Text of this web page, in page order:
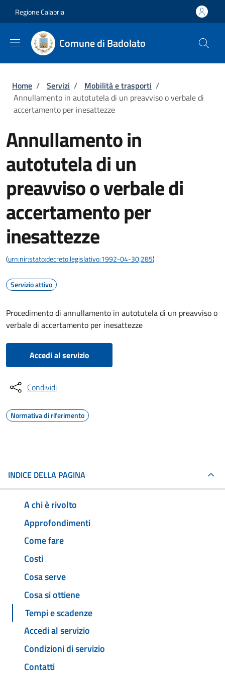
Regione Calabria
Comune di Badolato
Briciole di pane
Home / Servizi / Mobilità e trasporti /
Annullamento in autotutela di un preavviso o verbale di
accertamento per inesattezze
Annullamento in
autotutela di un
preavviso o verbale di
accertamento per
inesattezze
(urn:nir:stato:decreto.legislativo:1992-04-30;285)
Servizio attivo
Procedimento di annullamento in autotutela di un preavviso o
verbale di accertamento per inesattezze
Accedi al servizio
Condividi
Normativa di riferimento
INDICE DELLA PAGINA
A chi è rivolto
Approfondimenti
Come fare
Costi
Cosa serve
Cosa si ottiene
Tempi e scadenze
Accedi al servizio
Condizioni di servizio
Contatti